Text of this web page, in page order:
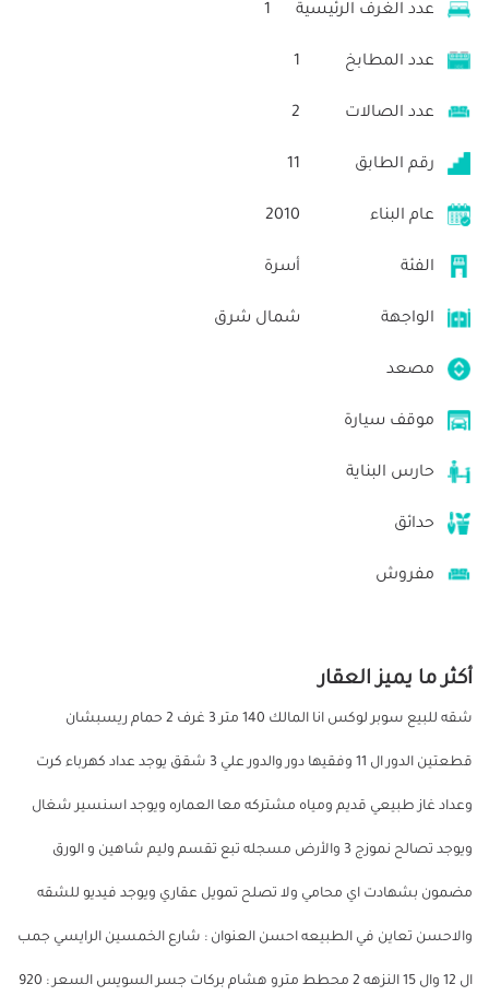
عدد الغرف الرئيسية 1
عدد المطابخ 1
عدد الصالات 2
رقم الطابق 11
عام البناء 2010
الفئة أسرة
الواجهة شمال شرق
مصعد
موقف سيارة
حارس البناية
حدائق
مفروش
أكثر ما يميز العقار
شقه للبيع سوبر لوكس انا المالك 140 متر 3 غرف 2 حمام ريسبشان
قطعتين الدور ال 11 وفقيها دور والدور علي 3 شقق يوجد عداد كهرباء كرت
وعداد غاز طبيعي قديم ومياه مشتركه معا العماره ويوجد اسنسير شغال
ويوجد تصالح نموزج 3 والأرض مسجله تبع تقسم وليم شاهين و الورق
مضمون بشهادت اي محامي ولا تصلح تمويل عقاري ويوجد فيديو للشقه
والاحسن تعاين في الطبيعه احسن العنوان : شارع الخمسين الرايسي جمب
ال 12 وال 15 النزهه 2 محطط مترو هشام بركات جسر السويس السعر : 920